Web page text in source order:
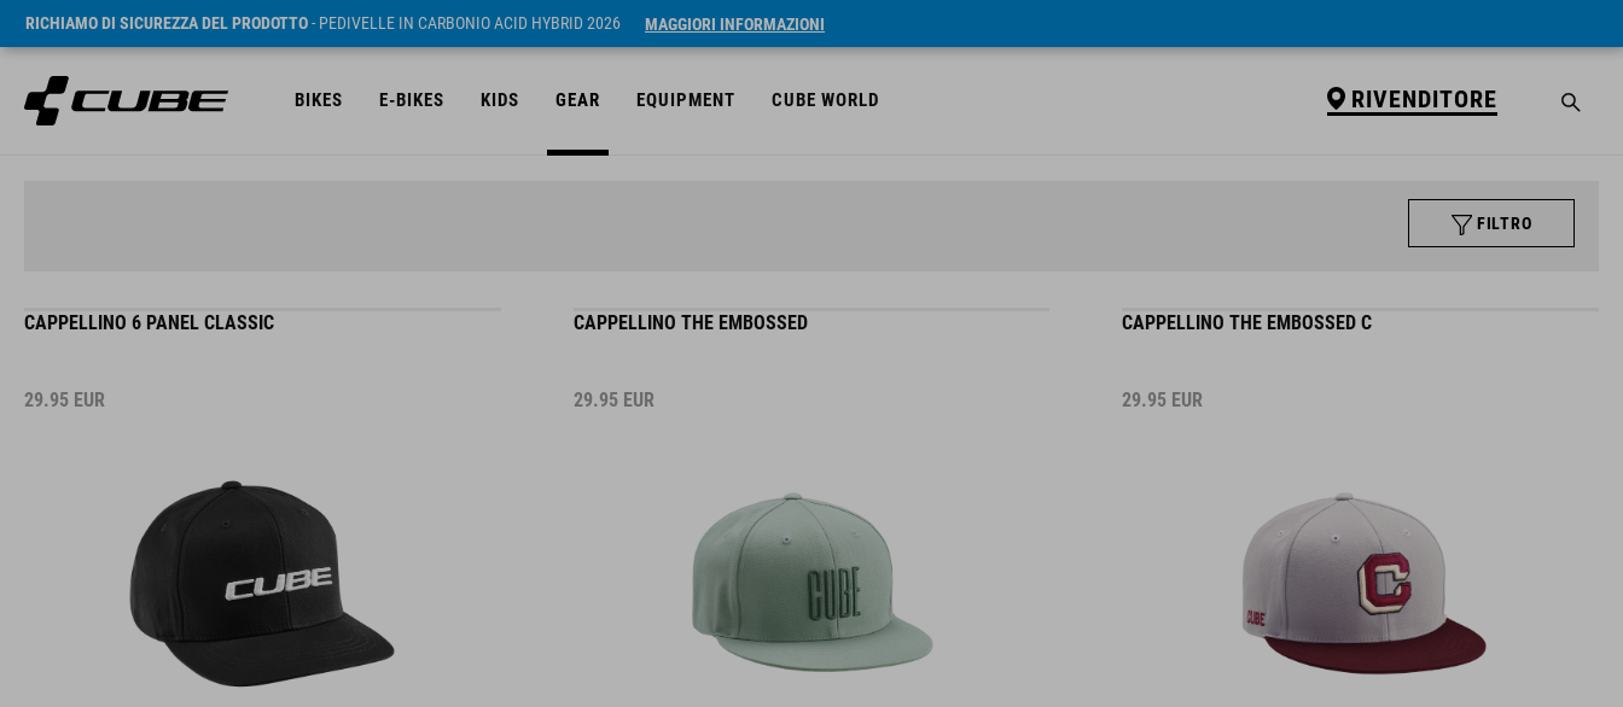
RICHIAMO DI SICUREZZA DEL PRODOTTO- PEDIVELLE IN CARBONIO ACID HYBRID 2026 MAGGIORI INFORMAZIONI
BIKES E-BIKES KIDS GEAR EQUIPMENT CUBE WORLD RIVENDITORE
FILTRO
CAPPELLINO 6 PANEL CLASSIC
29.95 EUR
CAPPELLINO THE EMBOSSED
29.95 EUR
CAPPELLINO THE EMBOSSED C
29.95 EUR